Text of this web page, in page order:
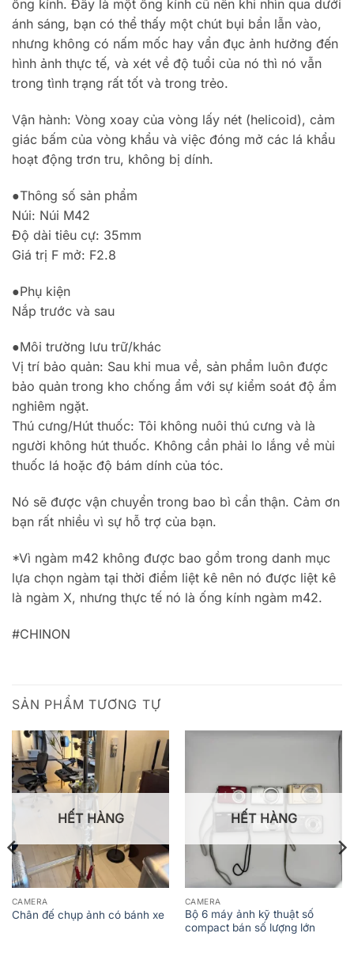
ống kính. Đây là một ống kính cũ nên khi nhìn qua dưới
ánh sáng, bạn có thể thấy một chút bụi bẩn lẫn vào,
nhưng không có nấm mốc hay vẩn đục ảnh hưởng đến
hình ảnh thực tế, và xét về độ tuổi của nó thì nó vẫn
trong tình trạng rất tốt và trong trẻo.
Vận hành: Vòng xoay của vòng lấy nét (helicoid), cảm
giác bấm của vòng khẩu và việc đóng mở các lá khẩu
hoạt động trơn tru, không bị dính.
●Thông số sản phẩm
Núi: Núi M42
Độ dài tiêu cự: 35mm
Giá trị F mở: F2.8
●Phụ kiện
Nắp trước và sau
●Môi trường lưu trữ/khác
Vị trí bảo quản: Sau khi mua về, sản phẩm luôn được
bảo quản trong kho chống ẩm với sự kiểm soát độ ẩm
nghiêm ngặt.
Thú cưng/Hút thuốc: Tôi không nuôi thú cưng và là
người không hút thuốc. Không cần phải lo lắng về mùi
thuốc lá hoặc độ bám dính của tóc.
Nó sẽ được vận chuyển trong bao bì cẩn thận. Cảm ơn
bạn rất nhiều vì sự hỗ trợ của bạn.
*Vì ngàm m42 không được bao gồm trong danh mục
lựa chọn ngàm tại thời điểm liệt kê nên nó được liệt kê
là ngàm X, nhưng thực tế nó là ống kính ngàm m42.
#CHINON
SẢN PHẨM TƯƠNG TỰ
HẾT HÀNG
CAMERA
Chân đế chụp ảnh có bánh xe
HẾT HÀNG
CAMERA
Bộ 6 máy ảnh kỹ thuật số
compact bán số lượng lớn